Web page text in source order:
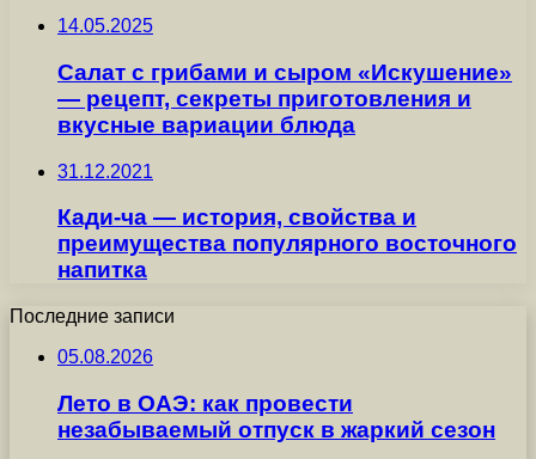
14.05.2025
Салат с грибами и сыром «Искушение»
— рецепт, секреты приготовления и
вкусные вариации блюда
31.12.2021
Кади-ча — история, свойства и
преимущества популярного восточного
напитка
Последние записи
05.08.2026
Лето в ОАЭ: как провести
незабываемый отпуск в жаркий сезон